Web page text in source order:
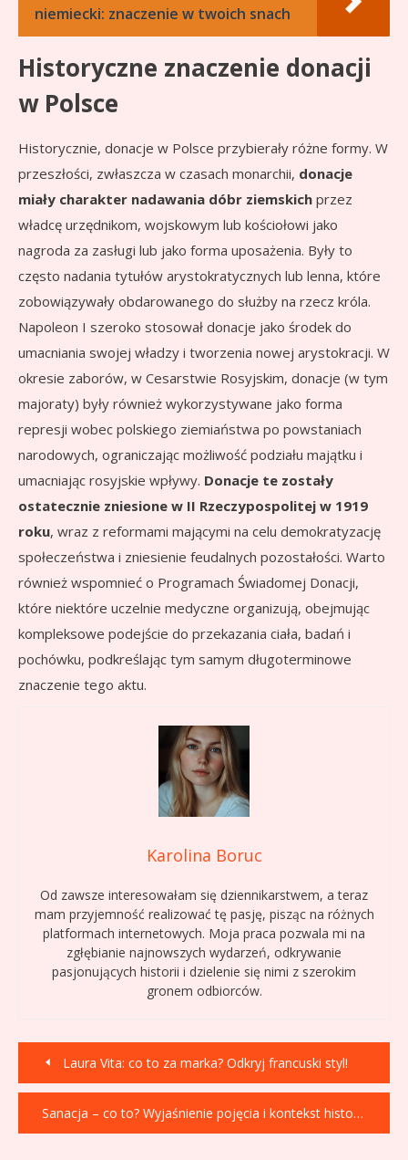
niemiecki: znaczenie w twoich snach
Historyczne znaczenie donacji
w Polsce
Historycznie, donacje w Polsce przybierały różne formy. W
przeszłości, zwłaszcza w czasach monarchii, donacje
miały charakter nadawania dóbr ziemskich przez
władcę urzędnikom, wojskowym lub kościołowi jako
nagroda za zasługi lub jako forma uposażenia. Były to
często nadania tytułów arystokratycznych lub lenna, które
zobowiązywały obdarowanego do służby na rzecz króla.
Napoleon I szeroko stosował donacje jako środek do
umacniania swojej władzy i tworzenia nowej arystokracji. W
okresie zaborów, w Cesarstwie Rosyjskim, donacje (w tym
majoraty) były również wykorzystywane jako forma
represji wobec polskiego ziemiaństwa po powstaniach
narodowych, ograniczając możliwość podziału majątku i
umacniając rosyjskie wpływy. Donacje te zostały
ostatecznie zniesione w II Rzeczypospolitej w 1919
roku, wraz z reformami mającymi na celu demokratyzację
społeczeństwa i zniesienie feudalnych pozostałości. Warto
również wspomnieć o Programach Świadomej Donacji,
które niektóre uczelnie medyczne organizują, obejmując
kompleksowe podejście do przekazania ciała, badań i
pochówku, podkreślając tym samym długoterminowe
znaczenie tego aktu.
Karolina Boruc
Od zawsze interesowałam się dziennikarstwem, a teraz
mam przyjemność realizować tę pasję, pisząc na różnych
platformach internetowych. Moja praca pozwala mi na
zgłębianie najnowszych wydarzeń, odkrywanie
pasjonujących historii i dzielenie się nimi z szerokim
gronem odbiorców.
Nawigacja
wpisu
Laura Vita: co to za marka? Odkryj francuski styl!
Sanacja – co to? Wyjaśnienie pojęcia i kontekst historyczny